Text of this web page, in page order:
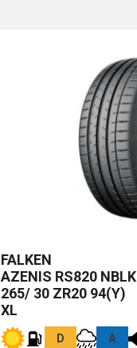
FALKEN
AZENIS RS820 NBLK
265/ 30 ZR20 94(Y)
XL
D A